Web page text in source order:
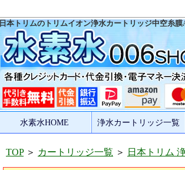
日本トリムのトリムイオン浄水カートリッジ中空糸膜
水素水HOME 浄水カートリッジ一覧
TOP＞ カートリッジ一覧 ＞ 日本トリム